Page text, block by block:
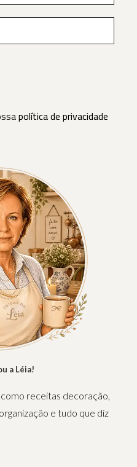
política de privacidade
a Léia!
receitas decoração,
e tudo que diz